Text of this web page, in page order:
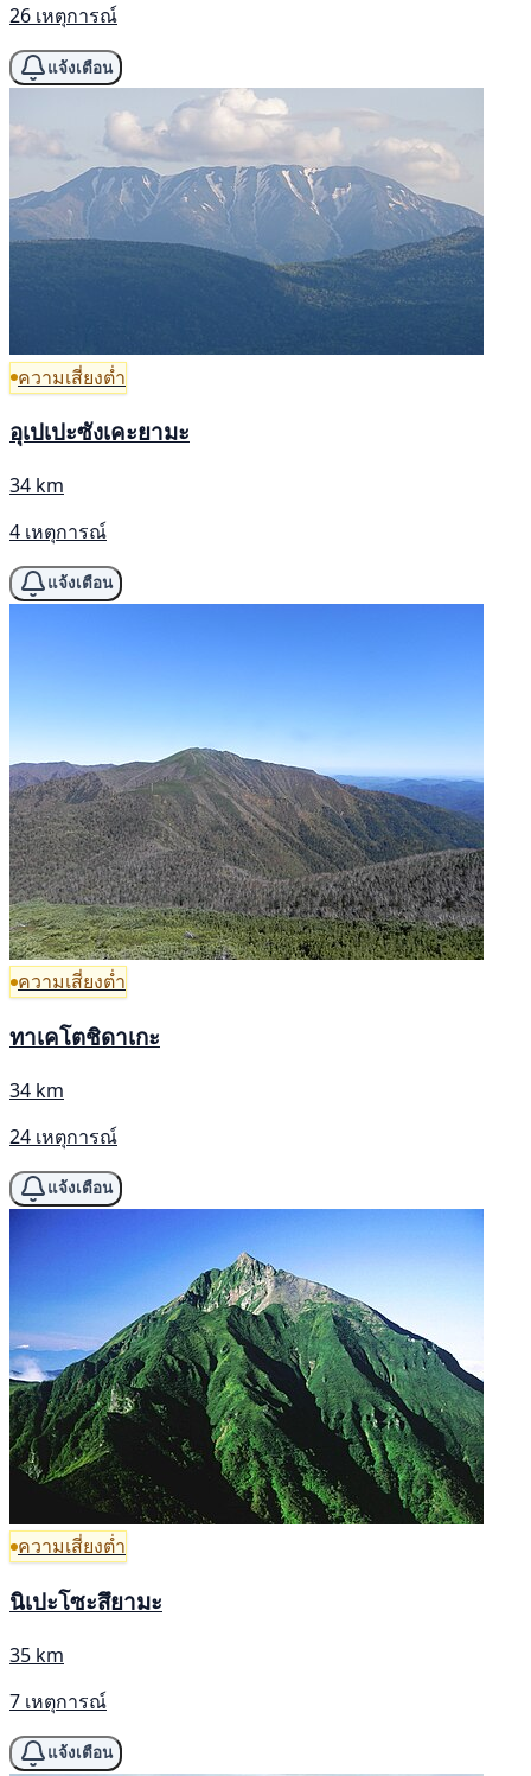
26 เหตุการณ์
แจ้งเตือน
ความเสี่ยงต่ำ
อุเปเปะซังเคะยามะ
34 km
4 เหตุการณ์
แจ้งเตือน
ความเสี่ยงต่ำ
ทาเคโตชิดาเกะ
34 km
24 เหตุการณ์
แจ้งเตือน
ความเสี่ยงต่ำ
นิเปะโซะสึยามะ
35 km
7 เหตุการณ์
แจ้งเตือน